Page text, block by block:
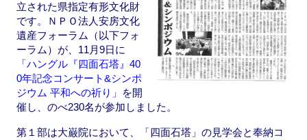
立された県指定有形文化財
です。ＮＰＯ法人安房文化
遺産フォーラム（以下フォ
ーラム）が、11月9日に
「ハングル『四面石塔』40
0年記念コンサート&シンポ
ジウム 平和への祈り」
を開
催し、のべ230名が参加しました。
第１部は大巌院において、「四面石塔」の見学会と奉納コ